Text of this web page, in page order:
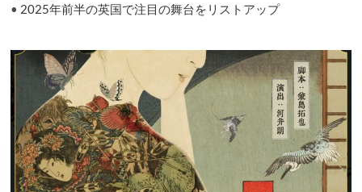
げ、
芸
術
祭
あ
い
ち
2025
の
幕
が
• 2025年前半の英国で注目の舞台をリストアップ